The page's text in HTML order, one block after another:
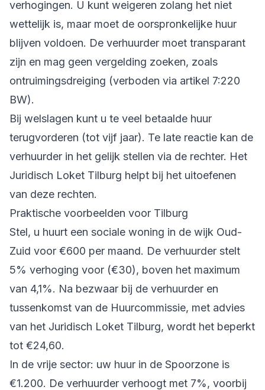
verhogingen. U kunt weigeren zolang het niet
wettelijk is, maar moet de oorspronkelijke huur
blijven voldoen. De verhuurder moet transparant
zijn en mag geen vergelding zoeken, zoals
ontruimingsdreiging (verboden via artikel 7:220
BW).
Bij welslagen kunt u te veel betaalde huur
terugvorderen (tot vijf jaar). Te late reactie kan de
verhuurder in het gelijk stellen via de rechter. Het
Juridisch Loket Tilburg helpt bij het uitoefenen
van deze rechten.
Praktische voorbeelden voor Tilburg
Stel, u huurt een sociale woning in de wijk Oud-
Zuid voor €600 per maand. De verhuurder stelt
5% verhoging voor (€30), boven het maximum
van 4,1%. Na bezwaar bij de verhuurder en
tussenkomst van de Huurcommissie, met advies
van het Juridisch Loket Tilburg, wordt het beperkt
tot €24,60.
In de vrije sector: uw huur in de Spoorzone is
€1.200. De verhuurder verhoogt met 7%, voorbij